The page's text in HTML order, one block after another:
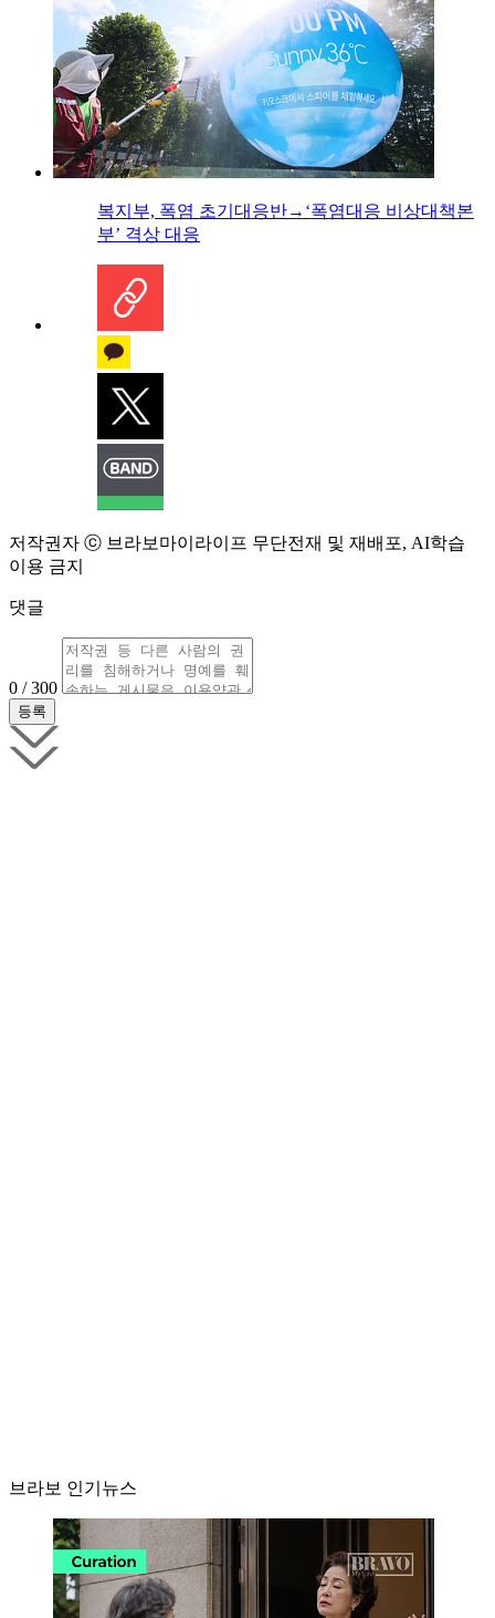
복지부, 폭염 초기대응반→‘폭염대응 비상대책본
부’ 격상 대응
저작권자 ⓒ 브라보마이라이프 무단전재 및 재배포, AI학습
이용 금지
댓글
0 / 300
브라보 인기뉴스